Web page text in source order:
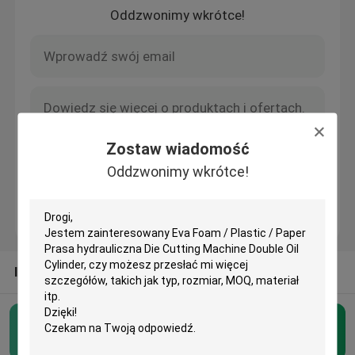
Zostaw wiadomość
Oddzwonimy wkrótce!
Skontaktuj się z nami
Hydrauliczna maszyna do cięcia
Prasa hydrauliczna Die Cutting Machine
Oddzwonimy wkrótce!
INNE KATEGORIE OD NAS
Hydrauliczna maszyna do cięcia